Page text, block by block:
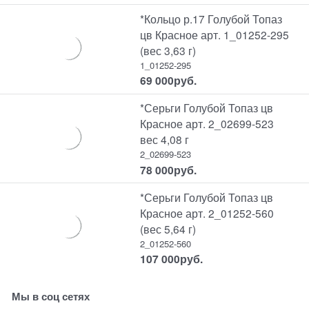
*Кольцо р.17 Голубой Топаз
цв Красное арт. 1_01252-295
(вес 3,63 г)
1_01252-295
69 000руб.
*Серьги Голубой Топаз цв
Красное арт. 2_02699-523
вес 4,08 г
2_02699-523
78 000руб.
*Серьги Голубой Топаз цв
Красное арт. 2_01252-560
(вес 5,64 г)
2_01252-560
107 000руб.
Мы в соц сетях